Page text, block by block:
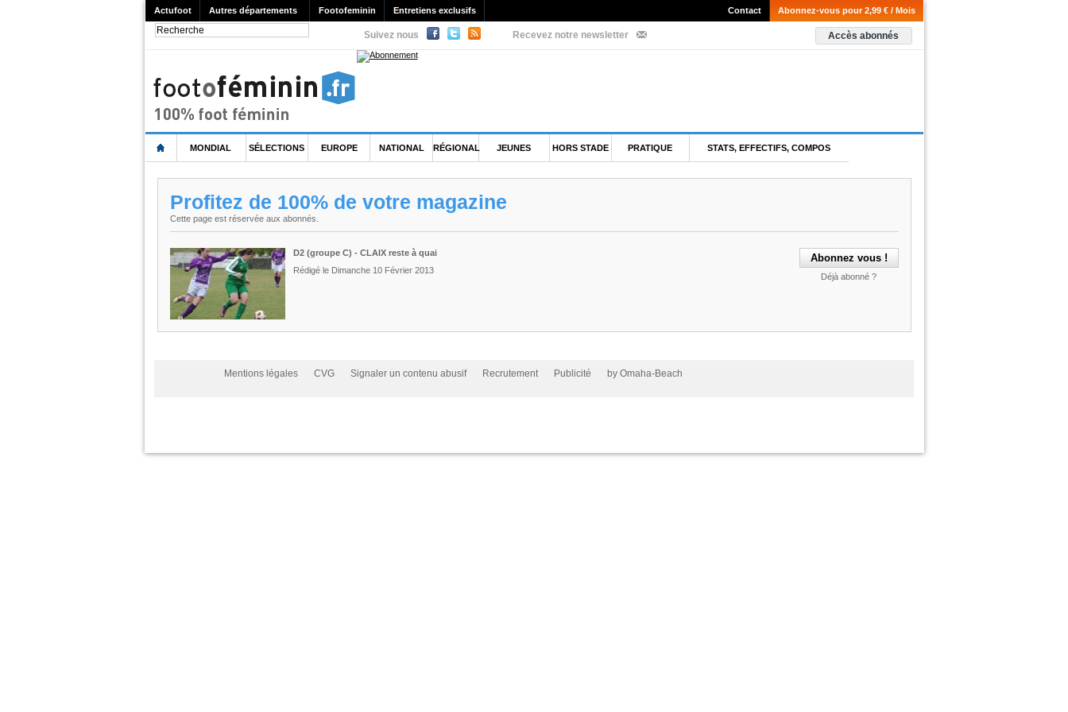
Actufoot Autres départements Footofeminin Entretiens exclusifs Abonnez-vous pour 2,99 € / Mois
Contact
Suivez nous Recevez notre newsletter Accès abonnés
MONDIAL SÉLECTIONS EUROPE NATIONAL RÉGIONAL JEUNES HORS STADE PRATIQUE STATS, EFFECTIFS, COMPOS
Profitez de 100% de votre magazine
Cette page est réservée aux abonnés.
Déjà abonné ?
D2 (groupe C) - CLAIX reste à quai
Rédigé le Dimanche 10 Février 2013
Mentions légales CVG Signaler un contenu abusif Recrutement Publicité by Omaha-Beach